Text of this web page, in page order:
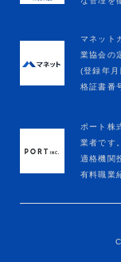
マネット
業協会の
(登録年
格証書番
ポート株
業者です。
適格機関
有料職業